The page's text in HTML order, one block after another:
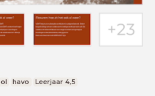
havo Leerjaar 4,5